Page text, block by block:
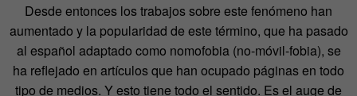
Desde entonces los trabajos sobre este fenómeno han
aumentado y la popularidad de este término, que ha pasado
al español adaptado como nomofobia (no-móvil-fobia), se
ha reflejado en artículos que han ocupado páginas en todo
tipo de medios. Y esto tiene todo el sentido. Es el auge de